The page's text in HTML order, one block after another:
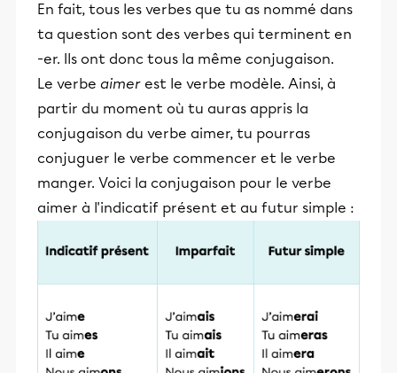
En fait, tous les verbes que tu as nommé dans
ta question sont des verbes qui terminent en
-er. Ils ont donc tous la même conjugaison.
Le verbe aimer est le verbe modèle. Ainsi, à
partir du moment où tu auras appris la
conjugaison du verbe aimer, tu pourras
conjuguer le verbe commencer et le verbe
manger. Voici la conjugaison pour le verbe
aimer à l'indicatif présent et au futur simple :